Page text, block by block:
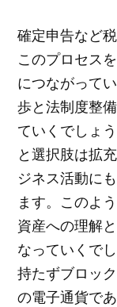
確定申告など
このプロセス
につながって
歩と法制度整
ていくでしょ
と選択肢は拡
ジネス活動に
ます。このよ
資産への理解
なっていくで
持たずブロッ
の電子通貨で